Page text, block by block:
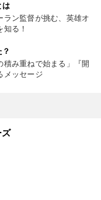
は
ラン監督が挑む、英雄オ
る！
積み重ねで始まる」『開
メッセージ
ズ